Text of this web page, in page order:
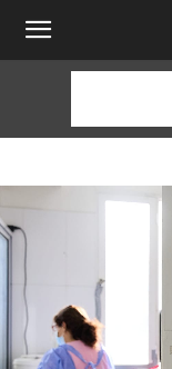
NOTICIAS
HORAS